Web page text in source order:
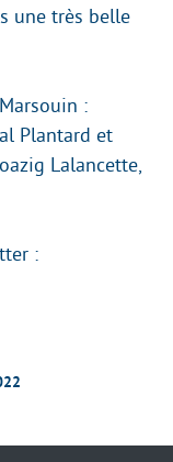
une très belle
:
Plantard et
Lalancette,
: